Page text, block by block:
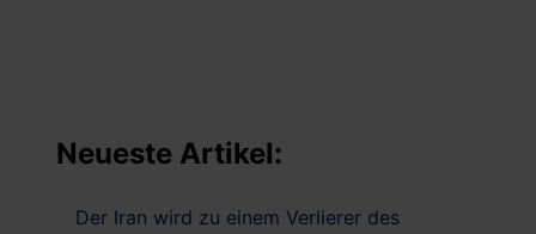
Neueste Artikel:
Der Iran wird zu einem Verlierer des